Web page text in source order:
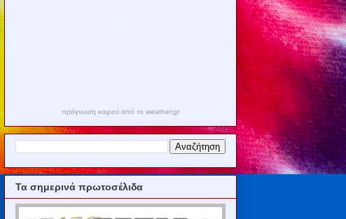
πρόγνωση καιρού από το weather.gr
Τα σημερινά πρωτοσέλιδα